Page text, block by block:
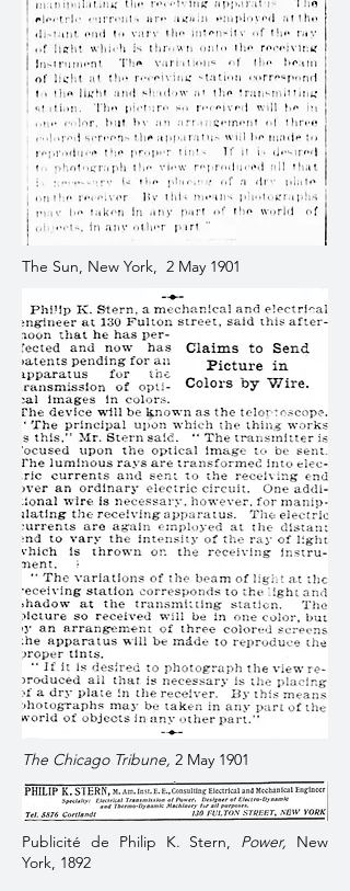
The Sun, New York, 2 May 1901
The Chicago Tribune, 2 May 1901
Publicité de Philip K. Stern, Power, New
York, 1892